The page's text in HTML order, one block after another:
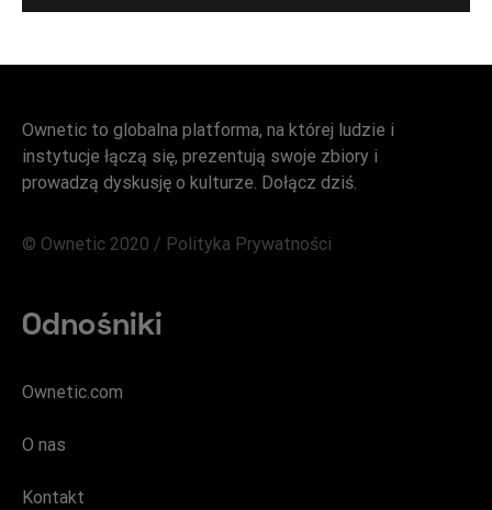
Ownetic to globalna platforma, na której ludzie i
instytucje łączą się, prezentują swoje zbiory i
prowadzą dyskusję o kulturze. Dołącz dziś.
© Ownetic 2020 / Polityka Prywatności
Odnośniki
Ownetic.com
O nas
Kontakt